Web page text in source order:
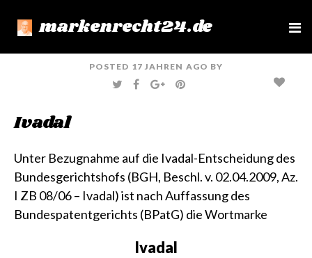
markenrecht24.de
e
POSTED 17 JAHREN AGO BY
T
W
F
A
G
O
P
I
Ivadal
Unter Bezugnahme auf die Ivadal-Entscheidung des
Bundesgerichtshofs (BGH, Beschl. v. 02.04.2009, Az.
I ZB 08/06 – Ivadal)ist nach Auffassung des
Bundespatentgerichts (BPatG) die Wortmarke
Ivadal